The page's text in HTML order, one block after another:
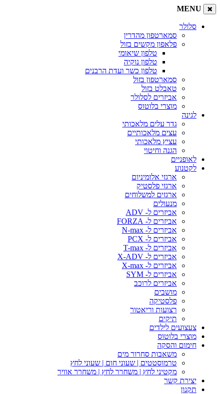
MENU
סלולר
סמארטפון מהדרין
פלאפון מקשים בזול
טלפון שיאומי
טלפון נוקיה
טלפון כשר ועדת הרבנים
סמארטפון בזול
טאבלט בזול
אביזרים לסלולר
מוצרי בלוטוס
לגינה
גדר עלים מלאכותי
עצים מלאכותיים
עציץ מלאכותי
הגנה וחיטוי
לאופניים
לקטנוע
ארגזי אלומיניום
ארגזי פלסטיק
ארגזים למשלוחים
מנעולים
אביזרים ל- ADV
אביזרים ל- FORZA
אביזרים ל- N-max
אביזרים ל- PCX
אביזרים ל- T-max
אביזרים ל- X-ADV
אביזרים ל- X-max
אביזרים ל- SYM
אביזרים לרוכב
מושבים
פלסטיקה
רצועות וריאטור
תיקים
צעצועים לילדים
מוצרי בלוטוס
חימום והסקה
משאבות סחרור מים
טרמוסטטים | שעוני חום | שעוני לחץ
מקטיני לחץ | משחרר לחץ | משחרר אוויר
יצירת קשר
תקנון